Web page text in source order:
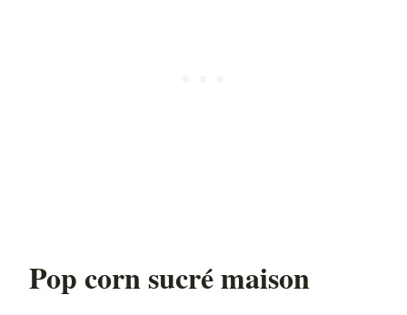
Pop corn sucré maison